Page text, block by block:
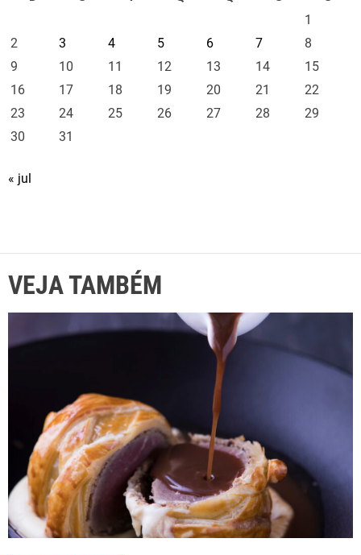
1
2
3 4 5 6 7
8
9
10 11 12 13 14
15
16
17 18 19 20 21
22
23
24 25 26 27 28
29
30
31
« jul
VEJA TAMBÉM